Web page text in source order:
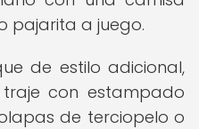
pajarita a juego.
de estilo adicional,
con estampado
de terciopelo o